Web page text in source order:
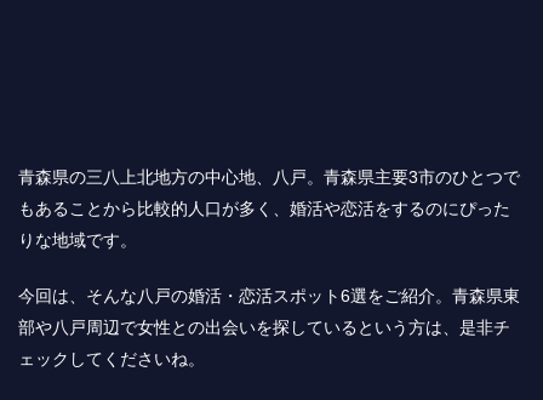
青森県の三八上北地方の中心地、八戸。青森県主要3市のひとつで
もあることから比較的人口が多く、婚活や恋活をするのにぴった
りな地域です。
今回は、そんな八戸の婚活・恋活スポット6選をご紹介。青森県東
部や八戸周辺で女性との出会いを探しているという方は、是非チ
ェックしてくださいね。